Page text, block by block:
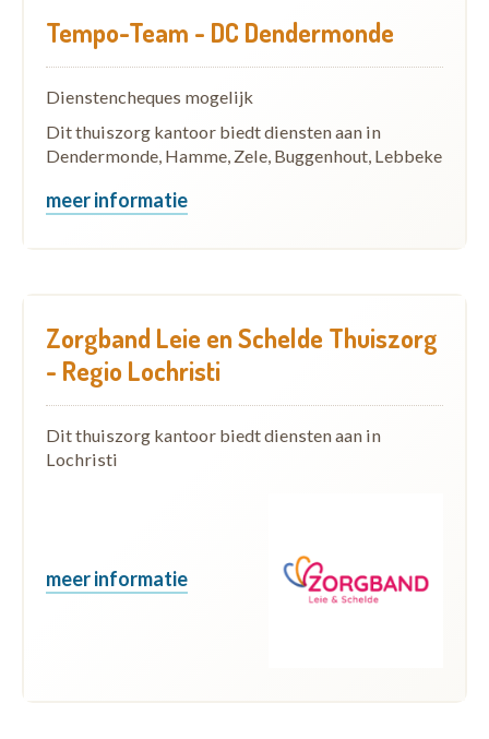
Tempo-Team - DC Dendermonde
Dienstencheques mogelijk
Dit thuiszorg kantoor biedt diensten aan in
Dendermonde, Hamme, Zele, Buggenhout, Lebbeke
meer informatie
Zorgband Leie en Schelde Thuiszorg
- Regio Lochristi
Dit thuiszorg kantoor biedt diensten aan in
Lochristi
meer informatie